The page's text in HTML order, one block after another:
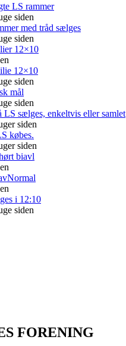
LS rammer
siden
med tråd sælges
siden
12×10
12×10
siden
mål
siden
LS sælges, enkeltvis eller samlet
siden
købes.
siden
biavl
i 12:10
siden
FORENING